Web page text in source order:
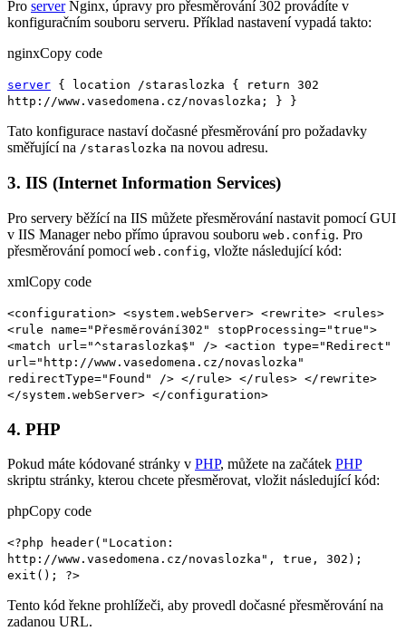
Pro serverNginx, úpravy pro přesměrování 302 provádíte v
konfiguračním souboru serveru. Příklad nastavení vypadá takto:
nginxCopy code
server { location /staraslozka { return 302
http://www.vasedomena.cz/novaslozka; } }
Tato konfigurace nastaví dočasné přesměrování pro požadavky
směřující na /staraslozka na novou adresu.
3. IIS (Internet Information Services)
Pro servery běžící na IIS můžete přesměrování nastavit pomocí GUI
v IIS Manager nebo přímo úpravou souboru web.config. Pro
přesměrování pomocí web.config, vložte následující kód:
xmlCopy code
<configuration> <system.webServer> <rewrite> <rules>
<rule name="Přesměrování302" stopProcessing="true">
<match url="^staraslozka$" /> <action type="Redirect"
url="http://www.vasedomena.cz/novaslozka"
redirectType="Found" /> </rule> </rules> </rewrite>
</system.webServer> </configuration>
4. PHP
Pokud máte kódované stránky v PHP, můžete na začátek PHP
skriptu stránky, kterou chcete přesměrovat, vložit následující kód:
phpCopy code
<?php header("Location:
http://www.vasedomena.cz/novaslozka", true, 302);
exit(); ?>
Tento kód řekne prohlížeči, aby provedl dočasné přesměrování na
zadanou URL.